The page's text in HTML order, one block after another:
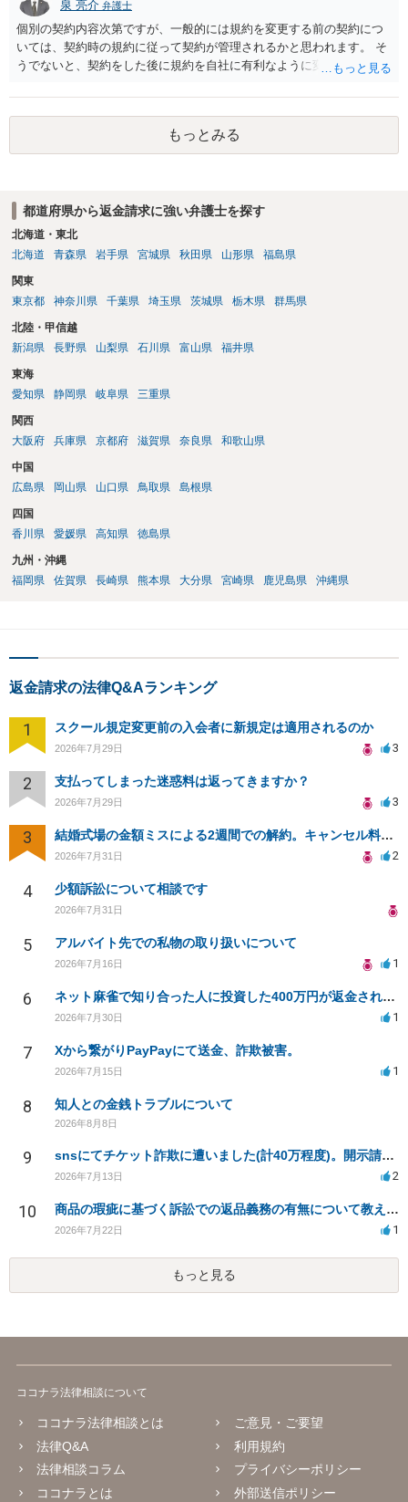
泉 亮介 弁護士
個別の契約内容次第ですが、一般的には規約を変更する前の契約につ
いては、契約時の規約に従って契約が管理されるかと思われます。 そ
うでないと、契約をした後に規約を自社に有利なように変更し、それ
る場合があるかと思われます。
もっとみる
都道府県から返金請求に強い弁護士を探す
北海道・東北
北海道
青森県 岩手県 宮城県 秋田県 山形県 福島県
関東
東京都
神奈川県 千葉県 埼玉県 茨城県 栃木県 群馬県
北陸・甲信越
新潟県
長野県 山梨県 石川県 富山県 福井県
東海
愛知県
静岡県 岐阜県 三重県
関西
大阪府
兵庫県 京都府 滋賀県 奈良県 和歌山県
中国
広島県
岡山県 山口県 鳥取県 島根県
四国
香川県
愛媛県 高知県 徳島県
九州・沖縄
福岡県
佐賀県 長崎県 熊本県 大分県 宮崎県 鹿児島県 沖縄県
返金請求の法律Q&Aランキング
1 スクール規定変更前の入会者に新規定は適用されるのか
2026年7月29日 3
2 支払ってしまった迷惑料は返ってきますか？
2026年7月29日 3
3 結婚式場の金額ミスによる2週間での解約。キャンセル料10万円の免除は可能か。
2026年7月31日 2
4 少額訴訟について相談です
2026年7月31日
5 アルバイト先での私物の取り扱いについて
2026年7月16日 1
6 ネット麻雀で知り合った人に投資した400万円が返金されない
2026年7月30日 1
7 Xから繋がりPayPayにて送金、詐欺被害。
2026年7月15日 1
8 知人との金銭トラブルについて
2026年8月8日
9 snsにてチケット詐欺に遭いました(計40万程度)。開示請求や今後の対応について質問したいです。
2026年7月13日 2
10 商品の瑕疵に基づく訴訟での返品義務の有無について教えてください
2026年7月22日 1
もっと見る
ココナラ法律相談について
ココナラ法律相談とは
法律Q&A
法律相談コラム
ココナラとは
ご意見・ご要望
利用規約
プライバシーポリシー
外部送信ポリシー